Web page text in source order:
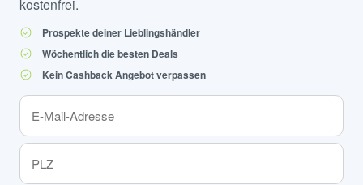
kostenfrei.
Prospekte deiner Lieblingshändler
Wöchentlich die besten Deals
Kein Cashback Angebot verpassen